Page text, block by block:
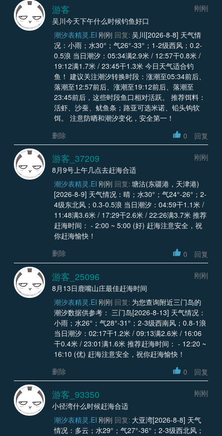
游客
刚刚
吴川今天下午什么时候钓鱼好口
潮汐表精灵.EI 刚刚 回复: 吴川[2026-8-8] 天气情
况：小雨；水30°；气26°-33°；1-2级西风；0.2-
0.5浪 当日潮汐：05:34满2.9米 / 12:57干0.8米 /
19:12满1.7米 / 23:45干1.3米 今日天气适合钓
鱼！ 建议关注潮汐转换时段：涨潮至05:34前后、
落潮至12:57前后、涨潮至19:12前后、落潮至
23:45前后，这些时段鱼口相对活跃。 推荐饵料：
活虾、沙蚕、鱿鱼条；路亚可选米诺、铅头钩软
饵。 注意防晒和潮汐变化，安全第一！
删除
0 回复
游客_37209
刚刚
8月9号上午几点去赶海合适
潮汐表精灵.EI 刚刚 回复: 塘沽(东疆港，天津港)
[2026-8-9] 天气情况：晴；水30°；气24°-26°；2-
4级东北风；0.3-0.5浪 当日潮汐：04:59干1.1米 /
11:48满3.6米 / 17:29干2.6米 / 22:26满3.7米 推荐
赶海时间： - 2:00 ~ 5:00 (好) 赶海注意安全，祝
你赶海愉快！
删除
0 回复
游客_25096
刚刚
8月13日鹿嘴山庄最佳赶海时间
潮汐表精灵.EI 刚刚 回复: 为您查询附近三门岛的
潮汐数据供参考： 三门岛[2026-8-13] 天气情况：
小雨；水26°；气28°-31°；2-3级西南风；0.8-1浪
当日潮汐：02:17干1.2米 / 09:13满2.6米 / 16:06
干0.4米 / 23:01满1.6米 推荐赶海时间： - 12:20 ~
16:10 (优) 赶海注意安全，祝你赶海愉快！
删除
0 回复
游客_93350
刚刚
小径湾什么时候赶海合适
潮汐表精灵.EI 刚刚 回复: 大亚湾[2026-8-8] 天气
情况：多云；水29°；气27°-36°；2-3级西北风；